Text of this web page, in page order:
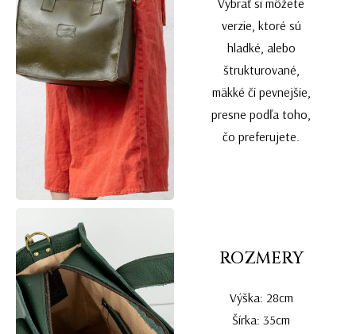
Vybrať si môžete
verzie, ktoré sú
hladké, alebo
štrukturované,
mäkké či pevnejšie,
presne podľa toho,
čo preferujete.
ROZMERY
Výška: 28cm
Šírka: 35cm